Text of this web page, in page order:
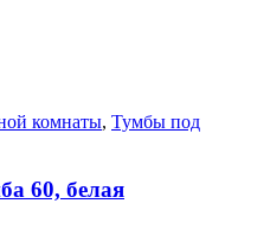
комнаты, Тумбы под
60, белая